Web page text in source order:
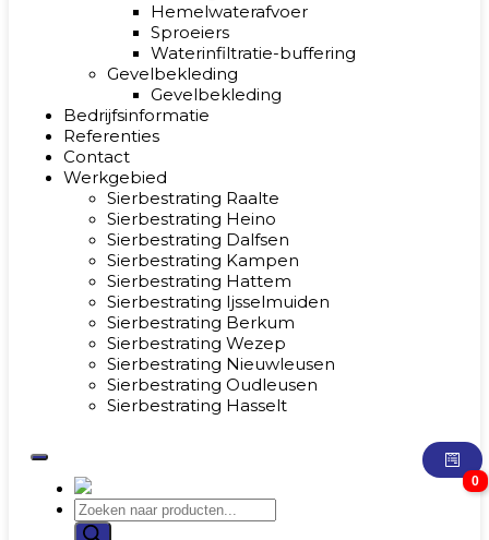
Hemelwaterafvoer
Sproeiers
Waterinfiltratie-buffering
Gevelbekleding
Gevelbekleding
Bedrijfsinformatie
Referenties
Contact
Werkgebied
Sierbestrating Raalte
Sierbestrating Heino
Sierbestrating Dalfsen
Sierbestrating Kampen
Sierbestrating Hattem
Sierbestrating Ijsselmuiden
Sierbestrating Berkum
Sierbestrating Wezep
Sierbestrating Nieuwleusen
Sierbestrating Oudleusen
Sierbestrating Hasselt
0